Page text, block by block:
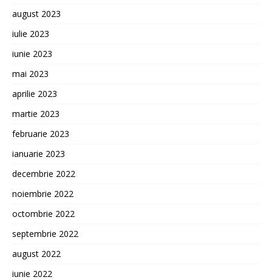
august 2023
iulie 2023
iunie 2023
mai 2023
aprilie 2023
martie 2023
februarie 2023
ianuarie 2023
decembrie 2022
noiembrie 2022
octombrie 2022
septembrie 2022
august 2022
iunie 2022